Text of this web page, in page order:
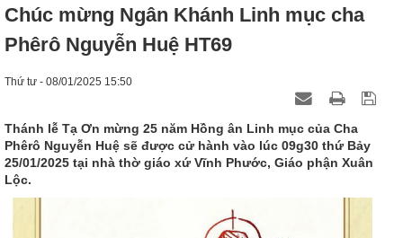
Chúc mừng Ngân Khánh Linh mục cha
Phêrô Nguyễn Huệ HT69
Thứ tư - 08/01/2025 15:50
Thánh lễ Tạ Ơn mừng 25 năm Hồng ân Linh mục của Cha
Phêrô Nguyễn Huệ sẽ được cử hành vào lúc 09g30 thứ Bảy
25/01/2025 tại nhà thờ giáo xứ Vĩnh Phước, Giáo phận Xuân
Lộc.